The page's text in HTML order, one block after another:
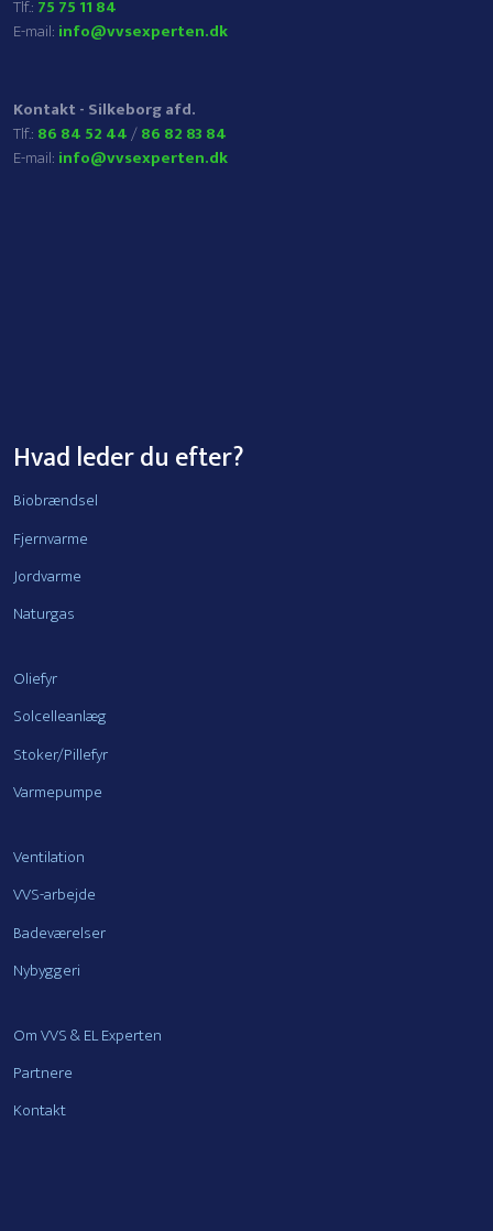
​Tlf.: 75 75 11 84
E-mail: info@vvsexperten.dk
Kontakt - Silkeborg afd.
​Tlf.: 86 84 52 44/86 82 83 84
E-mail: info@vvsexperten.dk
Hvad leder du efter?
Biobrændsel
Fjernvarme
Jordvarme
Naturgas
Oliefyr
Solcelleanlæg
Stoker/Pillefyr
Varmepumpe
Ventilation
VVS-arbejde
Badeværelser
Nybyggeri
Om VVS & EL Experten
Partnere
Kontakt